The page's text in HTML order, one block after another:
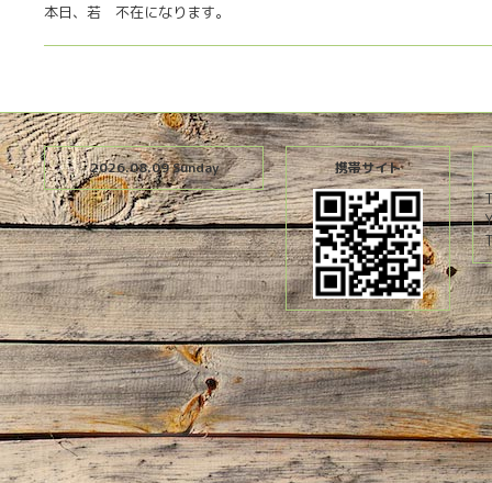
本日、若 不在になります。
2026.08.09 Sunday 携帯サイト